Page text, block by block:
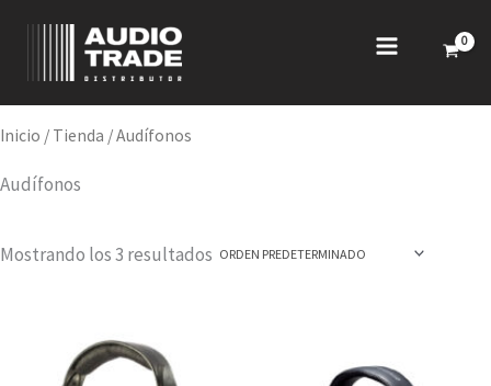
contenido
Inicio / Tienda / Audífonos
Audífonos
Mostrando los 3 resultados